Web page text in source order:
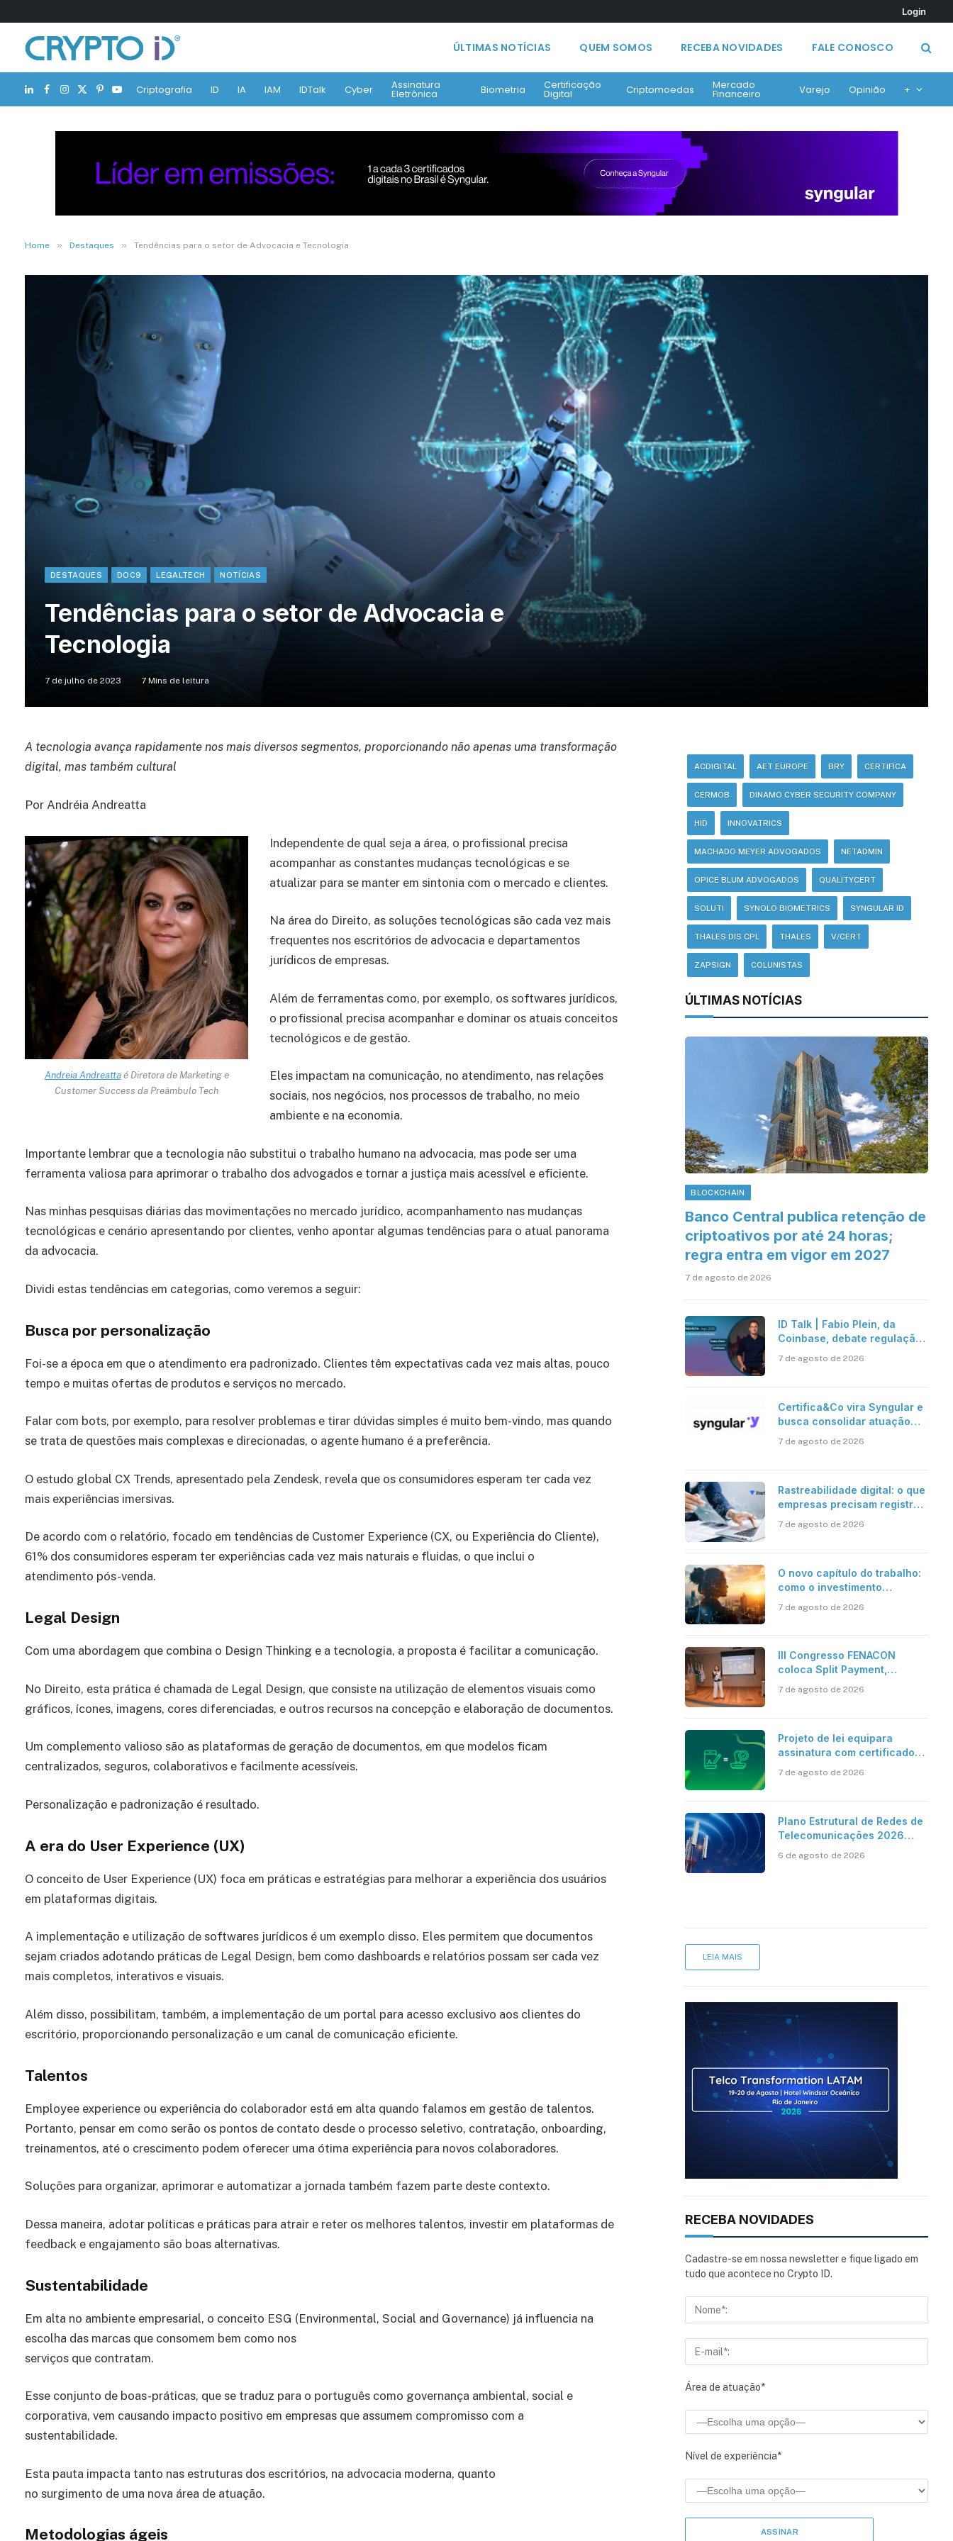
Login
ÚLTIMAS NOTÍCIAS QUEM SOMOS RECEBA NOVIDADES FALE CONOSCO
LinkedIn
Facebook
Instagram
X
(Twitter)
Pinterest
YouTubeCriptografia ID IA IAM IDTalk Cyber Assinatura
Eletrônica Biometria Certificação
Digital Criptomoedas Mercado
Financeiro Varejo Opinião +
Home » Destaques » Tendências para o setor de Advocacia e Tecnologia
DESTAQUES DOC9 LEGALTECH NOTÍCIAS
Tendências para o setor de Advocacia e
Tecnologia
7 de julho de 2023 7 Mins de leitura
A tecnologia avança rapidamente nos mais diversos segmentos, proporcionando não apenas uma transformação
digital, mas também cultural
Por Andréia Andreatta
Andreia Andreattaé Diretora de Marketing e
Customer Success da Preâmbulo Tech
Independente de qual seja a área, o profissional precisa
acompanhar as constantes mudanças tecnológicas e se
atualizar para se manter em sintonia com o mercado e clientes.
Na área do Direito, as soluções tecnológicas são cada vez mais
frequentes nos escritórios de advocacia e departamentos
jurídicos de empresas.
Além de ferramentas como, por exemplo, os softwares jurídicos,
o profissional precisa acompanhar e dominar os atuais conceitos
tecnológicos e de gestão.
Eles impactam na comunicação, no atendimento, nas relações
sociais, nos negócios, nos processos de trabalho, no meio
ambiente e na economia.
Importante lembrar que a tecnologia não substitui o trabalho humano na advocacia, mas pode ser uma
ferramenta valiosa para aprimorar o trabalho dos advogados e tornar a justiça mais acessível e eficiente.
Nas minhas pesquisas diárias das movimentações no mercado jurídico, acompanhamento nas mudanças
tecnológicas e cenário apresentando por clientes, venho apontar algumas tendências para o atual panorama
da advocacia.
Dividi estas tendências em categorias, como veremos a seguir:
Busca por personalização
Foi-se a época em que o atendimento era padronizado. Clientes têm expectativas cada vez mais altas, pouco
tempo e muitas ofertas de produtos e serviços no mercado.
Falar com bots, por exemplo, para resolver problemas e tirar dúvidas simples é muito bem-vindo, mas quando
se trata de questões mais complexas e direcionadas, o agente humano é a preferência.
O estudo global CX Trends, apresentado pela Zendesk, revela que os consumidores esperam ter cada vez
mais experiências imersivas.
De acordo com o relatório, focado em tendências de Customer Experience (CX, ou Experiência do Cliente),
61% dos consumidores esperam ter experiências cada vez mais naturais e fluidas, o que inclui o
atendimento pós-venda.
Legal Design
Com uma abordagem que combina o Design Thinking e a tecnologia, a proposta é facilitar a comunicação.
No Direito, esta prática é chamada de Legal Design, que consiste na utilização de elementos visuais como
gráficos, ícones, imagens, cores diferenciadas, e outros recursos na concepção e elaboração de documentos.
Um complemento valioso são as plataformas de geração de documentos, em que modelos ficam
centralizados, seguros, colaborativos e facilmente acessíveis.
Personalização e padronização é resultado.
A era do User Experience (UX)
O conceito de User Experience (UX) foca em práticas e estratégias para melhorar a experiência dos usuários
em plataformas digitais.
A implementação e utilização de softwares jurídicos é um exemplo disso. Eles permitem que documentos
sejam criados adotando práticas de Legal Design, bem como dashboards e relatórios possam ser cada vez
mais completos, interativos e visuais.
Além disso, possibilitam, também, a implementação de um portal para acesso exclusivo aos clientes do
escritório, proporcionando personalização e um canal de comunicação eficiente.
Talentos
Employee experience ou experiência do colaborador está em alta quando falamos em gestão de talentos.
Portanto, pensar em como serão os pontos de contato desde o processo seletivo, contratação, onboarding,
treinamentos, até o crescimento podem oferecer uma ótima experiência para novos colaboradores.
Soluções para organizar, aprimorar e automatizar a jornada também fazem parte deste contexto.
Dessa maneira, adotar políticas e práticas para atrair e reter os melhores talentos, investir em plataformas de
feedback e engajamento são boas alternativas.
Sustentabilidade
Em alta no ambiente empresarial, o conceito ESG (Environmental, Social and Governance) já influencia na
escolha das marcas que consomem bem como nos
serviços que contratam.
Esse conjunto de boas-práticas, que se traduz para o português como governança ambiental, social e
corporativa, vem causando impacto positivo em empresas que assumem compromisso com a
sustentabilidade.
Esta pauta impacta tanto nas estruturas dos escritórios, na advocacia moderna, quanto
no surgimento de uma nova área de atuação.
Metodologias ágeis
ACDIGITAL AET EUROPE BRY CERTIFICA
CERMOB DINAMO CYBER SECURITY COMPANY
HID INNOVATRICS
MACHADO MEYER ADVOGADOS NETADMIN
OPICE BLUM ADVOGADOS QUALITYCERT
SOLUTI SYNOLO BIOMETRICS SYNGULAR ID
THALES DIS CPL THALES V/CERT
ZAPSIGN COLUNISTAS
ÚLTIMAS NOTÍCIAS
BLOCKCHAIN
Banco Central publica retenção de
criptoativos por até 24 horas;
regra entra em vigor em 2027
7 de agosto de 2026
ID Talk | Fabio Plein, da
Coinbase, debate regulação,
7 de agosto de 2026
Certifica&Co vira Syngular e
busca consolidar atuação
7 de agosto de 2026
Rastreabilidade digital: o que
empresas precisam registrar
7 de agosto de 2026
O novo capítulo do trabalho:
como o investimento
científica revela a
7 de agosto de 2026
III Congresso FENACON
coloca Split Payment,
centro dos debates
7 de agosto de 2026
Projeto de lei equipara
assinatura com certificado
reconhecimento de firma em
7 de agosto de 2026
Plano Estrutural de Redes de
Telecomunicações 2026
móvel, mas mantém desafio
6 de agosto de 2026
LEIA MAIS
RECEBA NOVIDADES
Cadastre-se em nossa newsletter e fique ligado em
tudo que acontece no Crypto ID.
Área de atuação*
Nível de experiência*